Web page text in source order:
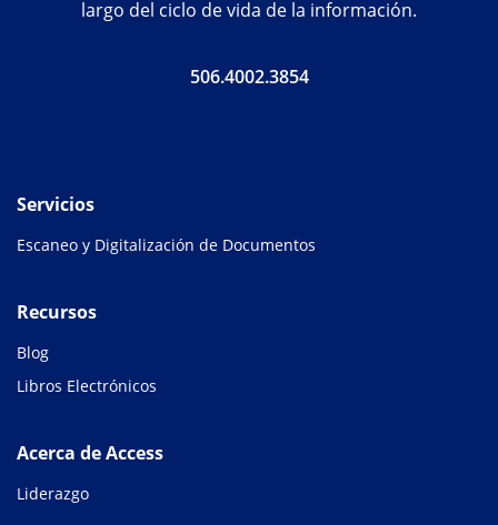
largo del ciclo de vida de la información.
506.4002.3854
Servicios
Escaneo y Digitalización de Documentos
Recursos
Blog
Libros Electrónicos
Acerca de Access
Liderazgo